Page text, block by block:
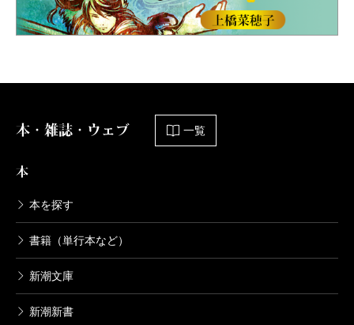
本・雑誌・ウェブ 一覧
本
本を探す
書籍（単行本など）
新潮文庫
新潮新書